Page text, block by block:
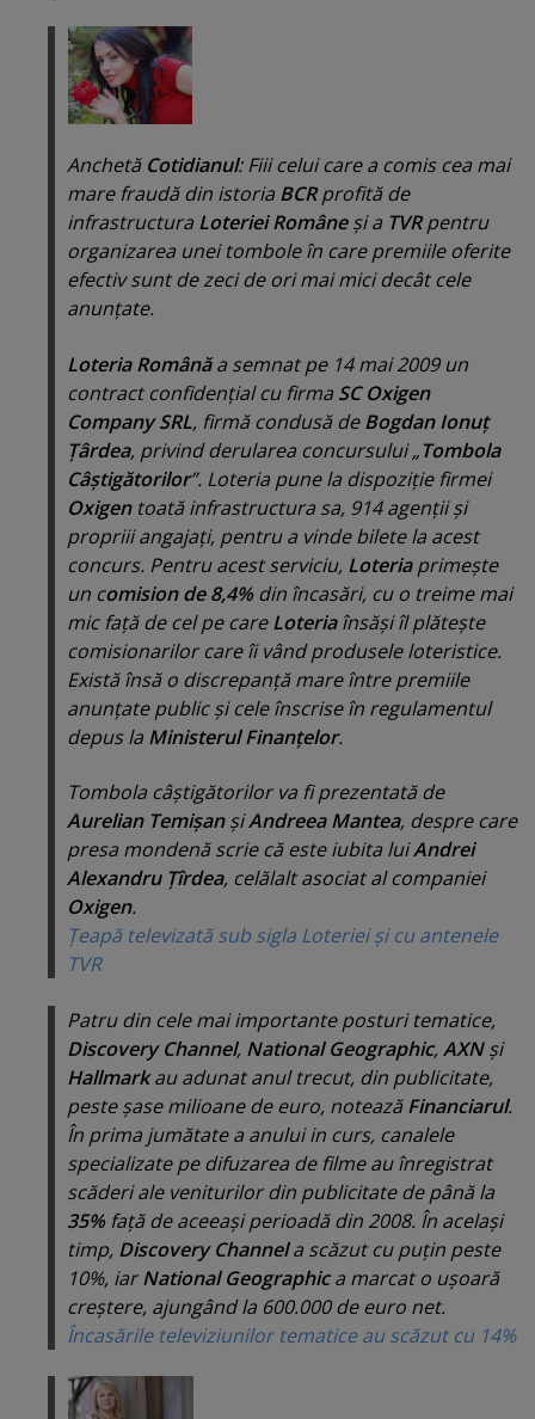
Anchetă Cotidianul: Fiii celui care a comis cea mai
mare fraudă din istoria BCRprofită de
infrastructura Loteriei Româneşi a TVRpentru
organizarea unei tombole în care premiile oferite
efectiv sunt de zeci de ori mai mici decât cele
anunţate.
Loteria Românăa semnat pe 14 mai 2009 un
contract confidenţial cu firma SC Oxigen
Company SRL, firmă condusă deBogdan Ionuţ
Ţârdea, privind derularea concursului „Tombola
Câştigătorilor”. Loteria pune la dispoziţie firmei
Oxigen toată infrastructura sa, 914 agenţii şi
propriii angajaţi, pentru a vinde bilete la acest
concurs. Pentru acest serviciu, Loteriaprimeşte
un comision de 8,4% din încasări, cu o treime mai
mic faţă de cel pe careLoteriaînsăşi îl plăteşte
comisionarilor care îi vând produsele loteristice.
Există însă o discrepanţă mare între premiile
anunţate public şi cele înscrise în regulamentul
depus la Ministerul Finanţelor.
Tombola câştigătorilor va fi prezentată de
Aurelian TemişanşiAndreea Mantea, despre care
presa mondenă scrie că este iubita luiAndrei
Alexandru Ţîrdea, celălalt asociat al companiei
Oxigen.
Ţeapă televizată sub sigla Loteriei şi cu antenele
TVR
Patru din cele mai importante posturi tematice,
Discovery Channel, National Geographic,AXNşi
Hallmarkau adunat anul trecut, din publicitate,
peste şase milioane de euro, noteazăFinanciarul.
În prima jumătate a anului in curs, canalele
specializate pe difuzarea de filme au înregistrat
scăderi ale veniturilor din publicitate de până la
35% faţă de aceeaşi perioadă din 2008. În acelaşi
timp, Discovery Channela scăzut cu puţin peste
10%, iarNational Geographica marcat o uşoară
creştere, ajungând la 600.000 de euro net.
Încasările televiziunilor tematice au scăzut cu 14%